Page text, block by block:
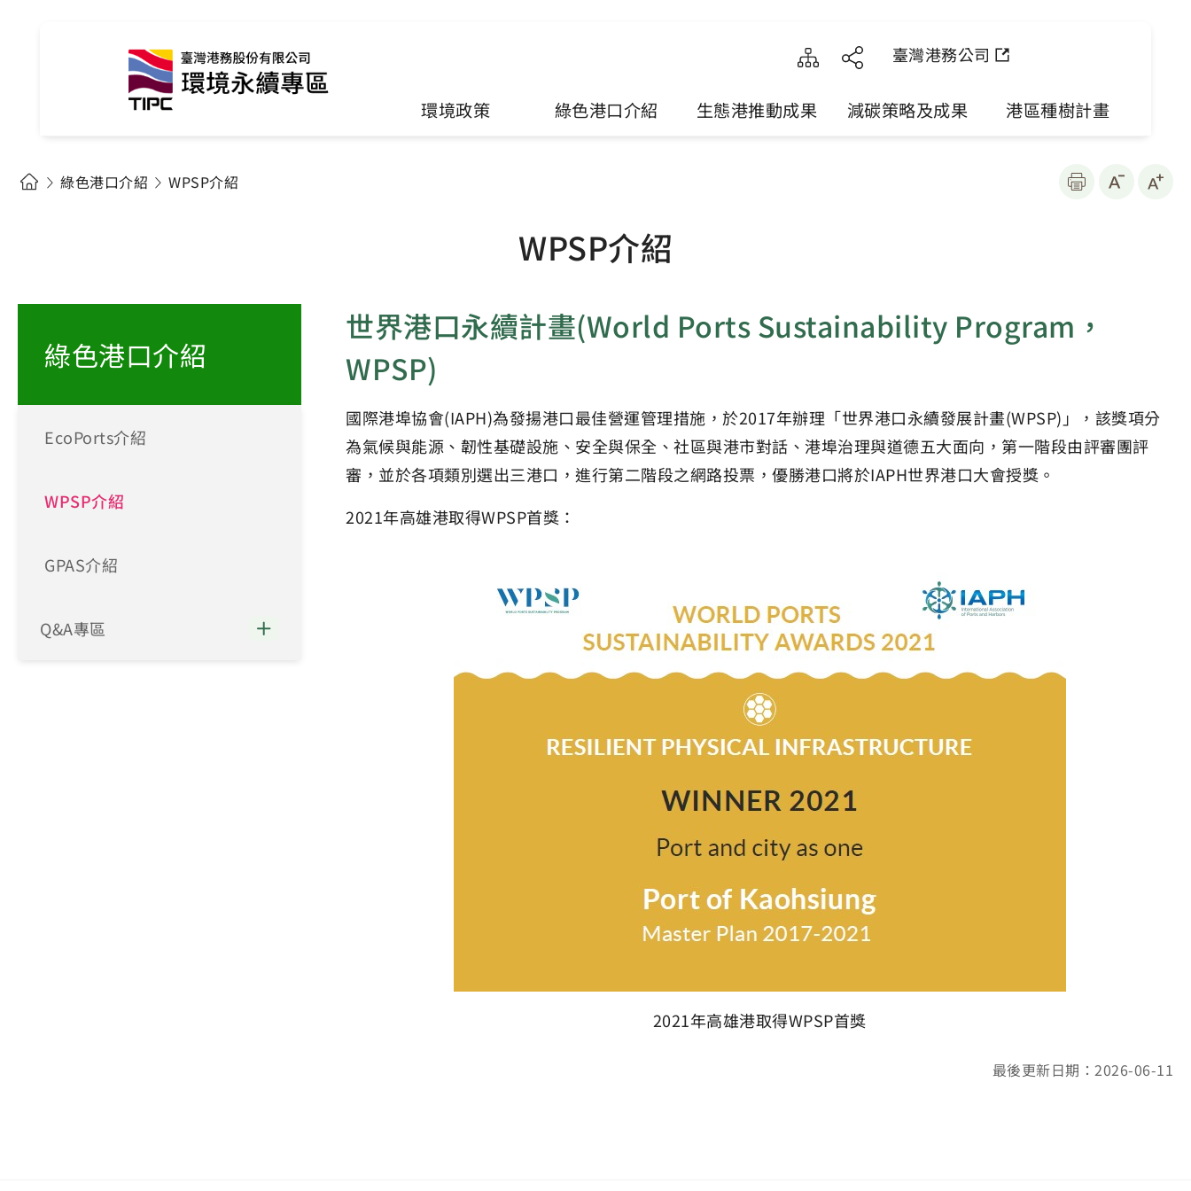
臺灣港務公司
環境政策 綠色港口介紹 生態港推動成果 減碳策略及成果 港區種樹計畫
綠色港口介紹 WPSP介紹
WPSP介紹
綠色港口介紹
EcoPorts介紹
WPSP介紹
GPAS介紹
Q&A專區
世界港口永續計畫(World Ports Sustainability Program，
WPSP)
國際港埠協會(IAPH)為發揚港口最佳營運管理措施，於2017年辦理「世界港口永續發展計畫(WPSP)」，該獎項分
為氣候與能源、韌性基礎設施、安全與保全、社區與港市對話、港埠治理與道德五大面向，第一階段由評審團評
審，並於各項類別選出三港口，進行第二階段之網路投票，優勝港口將於IAPH世界港口大會授獎。
2021年高雄港取得WPSP首獎：
2021年高雄港取得WPSP首獎
最後更新日期：2026-06-11